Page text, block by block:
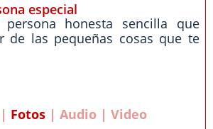
especial
honesta sencilla que
de las pequeñas cosas que te
| Fotos| Audio | Video